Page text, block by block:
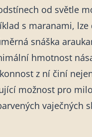
od světle
s maranami, lze
snáška
hmotnost
z ní činí
možnost pro
vaječných